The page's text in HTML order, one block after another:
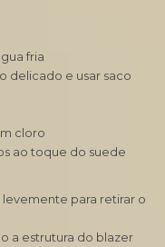
fria
delicado e usar saco
cloro
ao toque do suede
levemente para retirar o
a estrutura do blazer